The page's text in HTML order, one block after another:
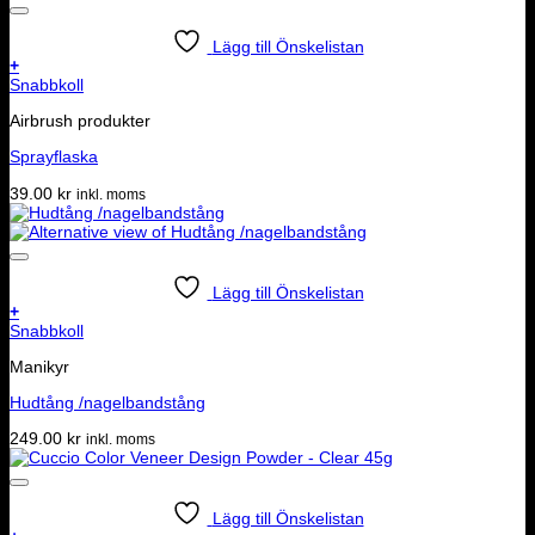
Lägg till Önskelistan
+
Snabbkoll
Airbrush produkter
Sprayflaska
39.00 kr inkl. moms
Lägg till Önskelistan
+
Snabbkoll
Manikyr
Hudtång /nagelbandstång
249.00 kr inkl. moms
Lägg till Önskelistan